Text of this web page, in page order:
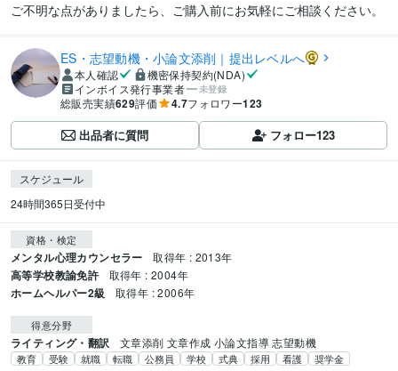
ご不明な点がありましたら、ご購入前にお気軽にご相談ください。
ES・志望動機・小論文添削｜提出レベルへ
本人確認
機密保持契約(NDA)
インボイス発行事業者
未登録
総販売実績629評価 4.7フォロワー123
出品者に質問 フォロー123
スケジュール
24時間365日受付中
資格・検定
メンタル心理カウンセラー 取得年 : 2013年
高等学校教諭免許 取得年 : 2004年
ホームヘルパー2級 取得年 : 2006年
得意分野
ライティング・翻訳 文章添削 文章作成 小論文指導 志望動機
教育 受験 就職 転職 公務員 学校 式典 採用 看護 奨学金